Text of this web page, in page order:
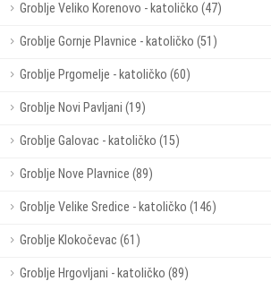
Groblje Veliko Korenovo - katoličko (47)
Groblje Gornje Plavnice - katoličko (51)
Groblje Prgomelje - katoličko (60)
Groblje Novi Pavljani (19)
Groblje Galovac - katoličko (15)
Groblje Nove Plavnice (89)
Groblje Velike Sredice - katoličko (146)
Groblje Klokočevac (61)
Groblje Hrgovljani - katoličko (89)